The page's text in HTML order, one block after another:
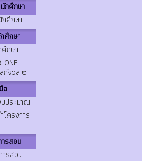
กศึกษา
กศึกษา
ศึกษา
ศึกษา
ONE
กังวล ๒
อ
ประมาณ
โครงการ
รสอน
ารสอน